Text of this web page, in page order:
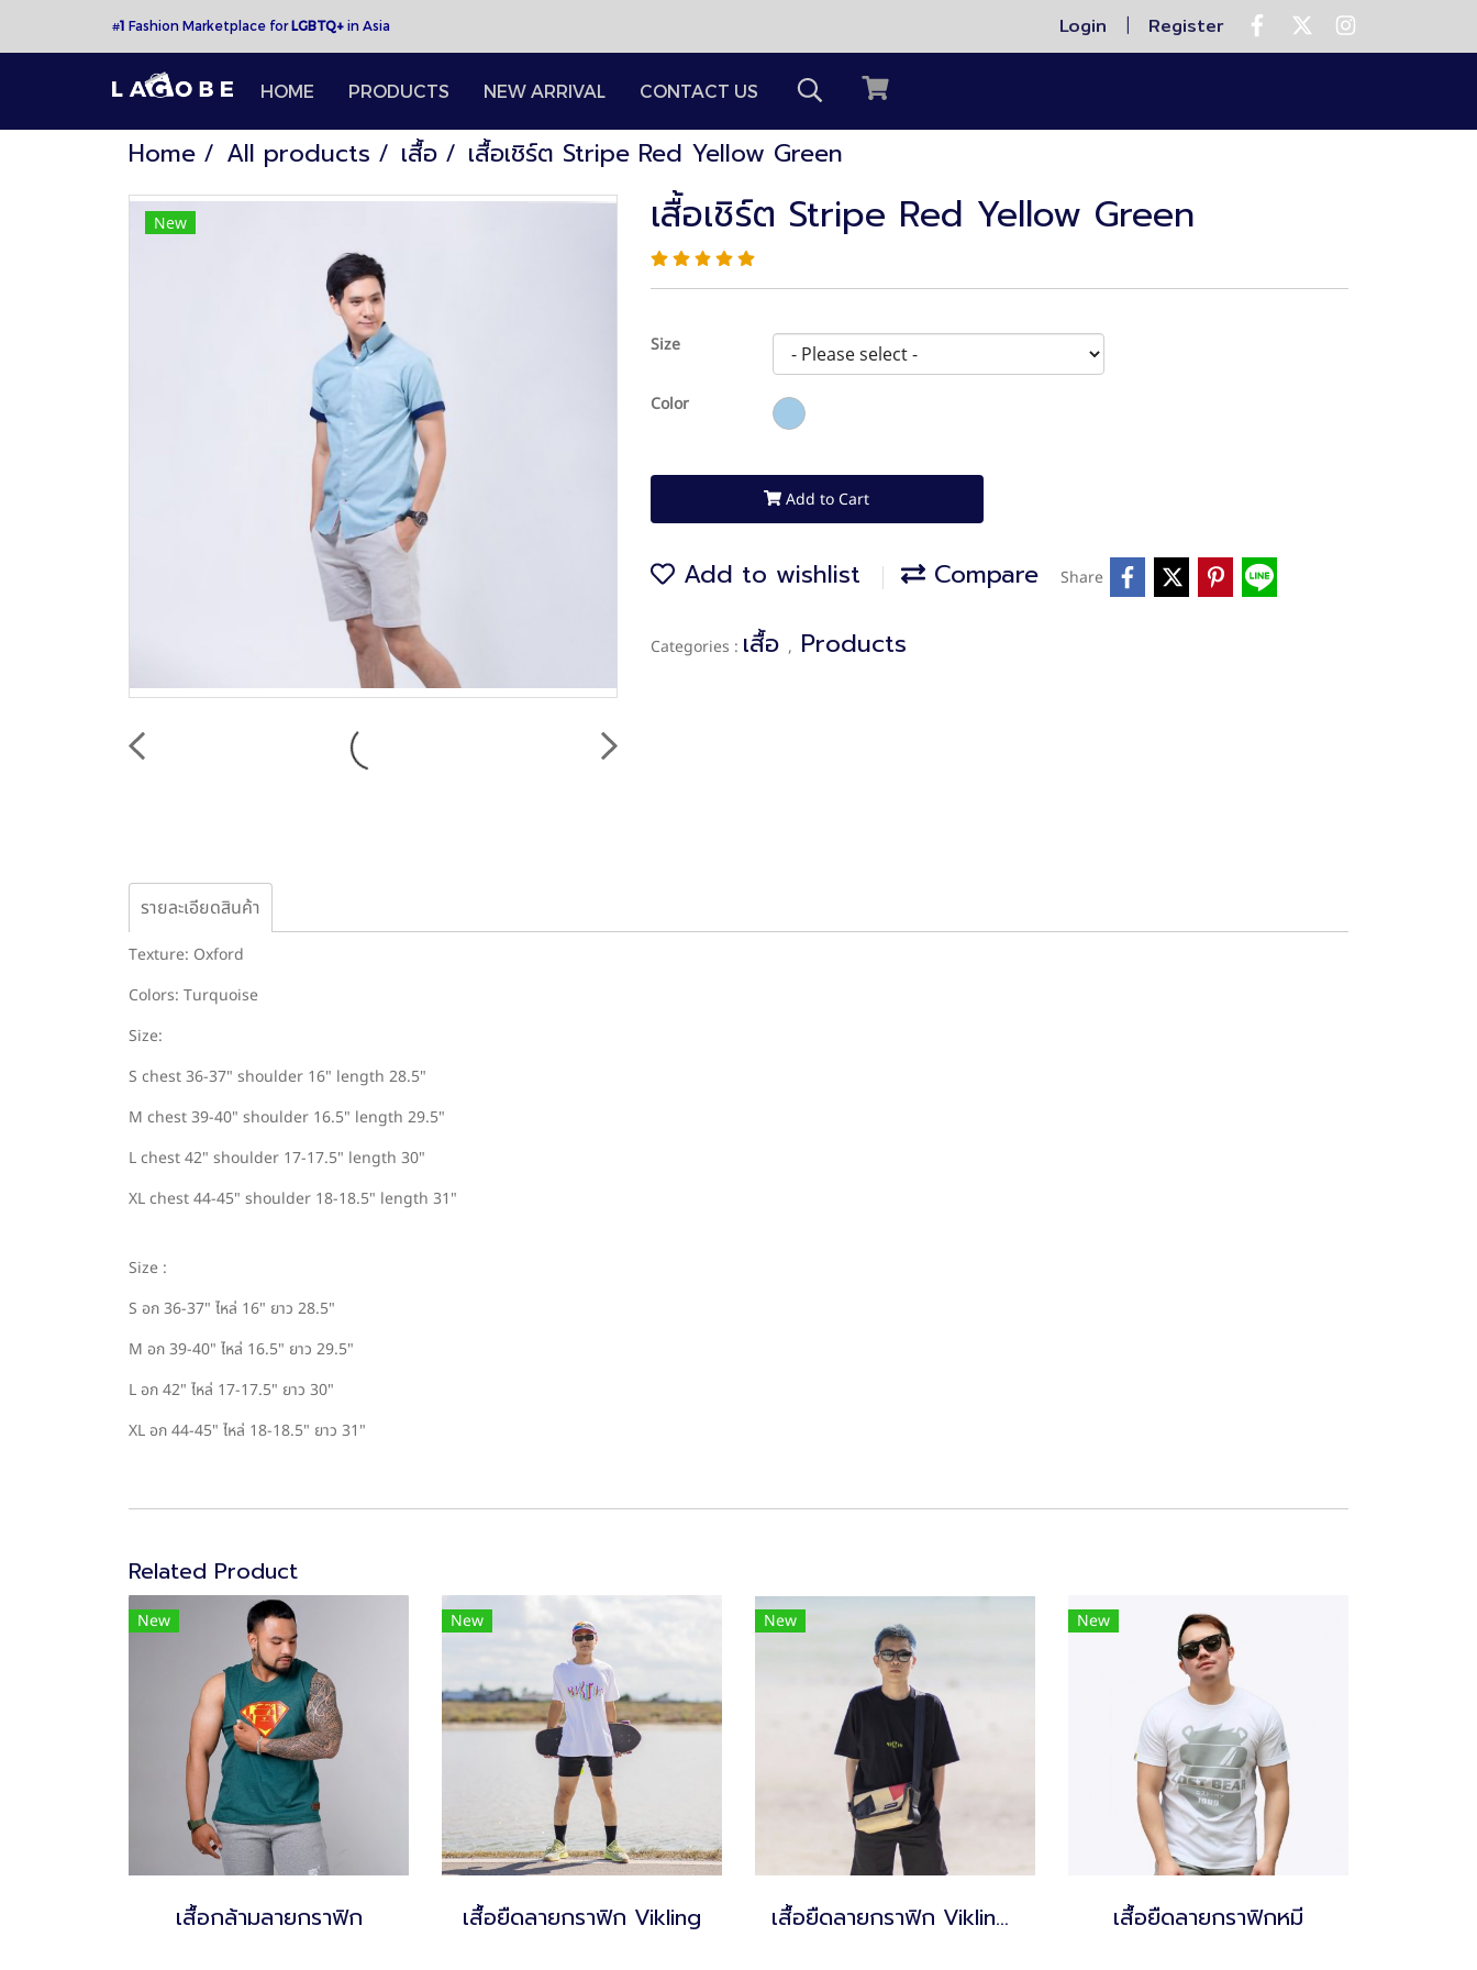
#1 Fashion Marketplace forLGBTQ+ in Asia Login Register
HOME PRODUCTS NEW ARRIVAL CONTACT US
Home All products เสื้อ เสื้อเชิร์ต Stripe Red Yellow Green
New เสื้อเชิร์ต Stripe Red Yellow Green
Size
Color
Add to Cart
Add to wishlist Compare Share
Categories : เสื้อ , Products
รายละเอียดสินค้า
Texture: Oxford
Colors: Turquoise
Size:
S chest 36-37" shoulder 16" length 28.5"
M chest 39-40" shoulder 16.5" length 29.5"
L chest 42" shoulder 17-17.5" length 30"
XL chest 44-45" shoulder 18-18.5" length 31"
Size :
S อก 36-37" ไหล่ 16" ยาว 28.5"
M อก 39-40" ไหล่ 16.5" ยาว 29.5"
L อก 42" ไหล่ 17-17.5" ยาว 30"
XL อก 44-45" ไหล่ 18-18.5" ยาว 31"
Related Product
New
เสื้อกล้ามลายกราฟิก
New
เสื้อยืดลายกราฟิก Vikling
New
เสื้อยืดลายกราฟิก Vikling (Black)
New
เสื้อยืดลายกราฟิกหมี